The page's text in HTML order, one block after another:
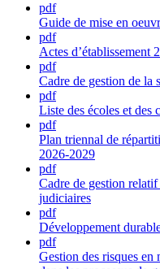
pdf
Guide de mise en
pdf
Actes d’établissement
pdf
Cadre de gestion de la
pdf
Liste des écoles et des
pdf
Plan triennal de
2026-2029
pdf
Cadre de gestion
judiciaires
pdf
Développement
pdf
Gestion des risques